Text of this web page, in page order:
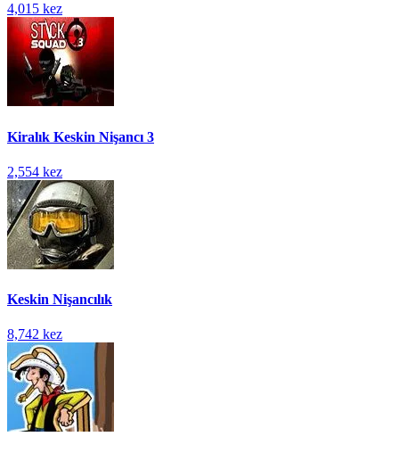
4,015 kez
Kiralık Keskin Nişancı 3
2,554 kez
Keskin Nişancılık
8,742 kez